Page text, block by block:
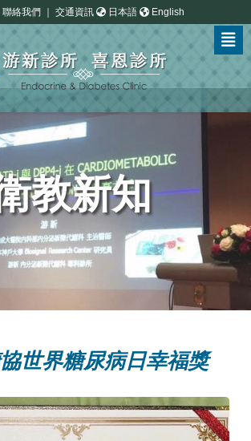
聯絡我們 交通資訊 日本語 English
教新知
世界糖尿病日幸福獎